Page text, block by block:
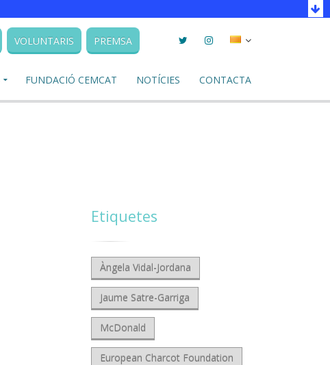
VOLUNTARIS PREMSA TwitterInstagramSeleccionar
FUNDACIÓ CEMCAT NOTÍCIES CONTACTA
Etiquetes
Àngela Vidal-Jordana
Jaume Satre-Garriga
McDonald
European Charcot Foundation